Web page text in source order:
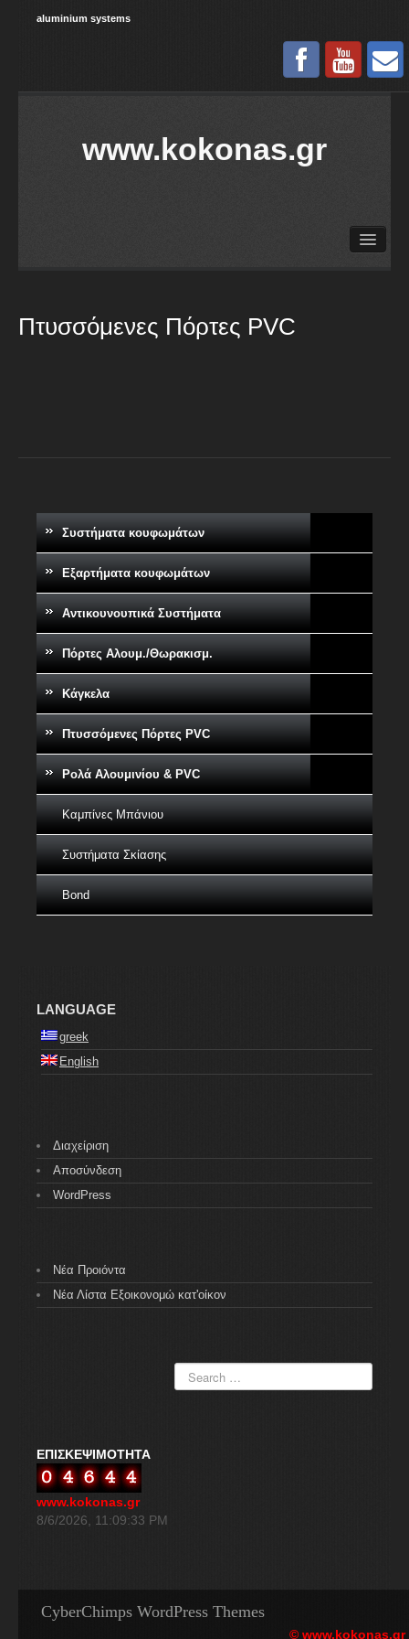
aluminium systems
www.kokonas.gr
Νέα / Ανακοινώσεις
Πτυσσόμενες Πόρτες PVC
Συστήματα κουφωμάτων
Εξαρτήματα κουφωμάτων
Αντικουνουπικά Συστήματα
Πόρτες Αλουμ./Θωρακισμ.
Κάγκελα
Πτυσσόμενες Πόρτες PVC
Ρολά Αλουμινίου & PVC
Καμπίνες Μπάνιου
Συστήματα Σκίασης
Bond
LANGUAGE
greek
English
Διαχείριση
Αποσύνδεση
WordPress
Νέα Προιόντα
Νέα Λίστα Εξοικονομώ κατ'οίκον
ΕΠΙΣΚΕΨΙΜΟΤΗΤΑ
www.kokonas.gr
8/6/2026, 11:09:33 PM
CyberChimps WordPress Themes
© www.kokonas.gr